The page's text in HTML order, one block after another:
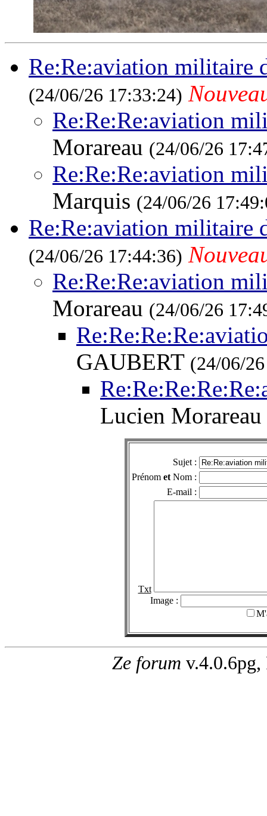
Re:Re:aviation militaire
(24/06/26 17:33:24)
Re:Re:Re:aviation
Morareau (24/06/26
Re:Re:Re:aviation
Marquis (24/06/26
Re:Re:aviation militaire
(24/06/26 17:44:36)
Re:Re:Re:aviation
Morareau (24/06/26
GAUBERT (24/06/
Lucien Morareau
Sujet :
Prénom et Nom :
E-mail :
Txt
Image :
Ze forum